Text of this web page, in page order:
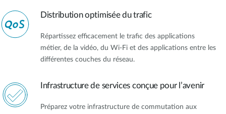
Distribution optimisée du trafic
Répartissez efficacement le trafic des applications
métier, de la vidéo, du Wi‑Fi et des applications entre les
différentes couches du réseau.
Infrastructure de services conçue pour l’avenir
Préparez votre infrastructure de commutation aux